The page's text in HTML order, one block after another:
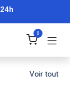
24h
0
Voir tout